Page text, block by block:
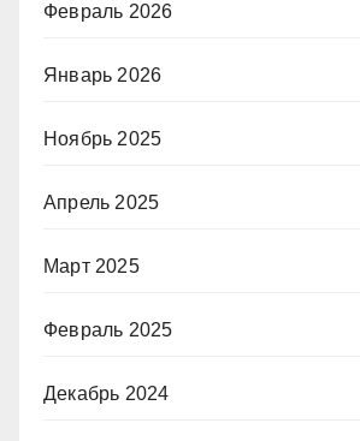
Февраль 2026
Январь 2026
Ноябрь 2025
Апрель 2025
Март 2025
Февраль 2025
Декабрь 2024